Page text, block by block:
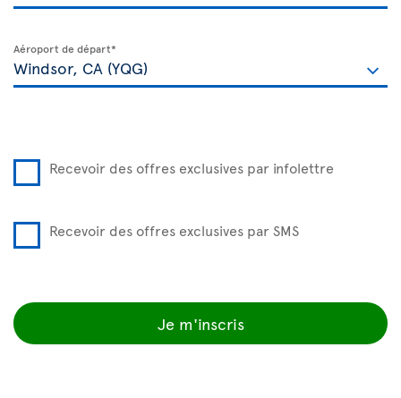
Aéroport de départ*
Recevoir des offres exclusives par infolettre
Recevoir des offres exclusives par SMS
Je m'inscris